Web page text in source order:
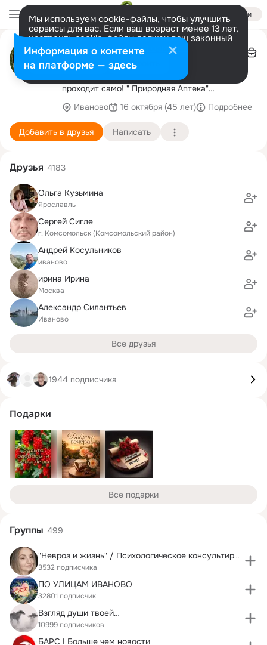
Войти
Мы используем cookie-файлы, чтобы улучшить
сервисы для вас. Если ваш возраст менее 13 лет,
настроить cookie-файлы должен ваш законный
представитель. Больше информации
Разрешить все Настроить
Природная аптека Травница
Иваново
Работаю с причиной заболеваний, следствие
проходит само! " Природная Аптека"
89038897717 Логвиненко Ольга , травник
Иваново 16 октября (45 лет) Подробнее
Добавить в друзья Написать
Друзья 4183
Ольга Кузьмина
Ярославль
Сергей Сигле
г. Комсомольск (Комсомольский район)
Андрей Косульников
иваново
ирина Ирина
Москва
Александр Силантьев
Иваново
Все друзья
1944 подписчика
Подарки
Все подарки
Группы 499
"Невроз и жизнь" / Психологическое консультирование
3532 подписчика
ПО УЛИЦАМ ИВАНОВО
32801 подписчик
Взгляд души твоей…
10999 подписчиков
БАРС I Больше чем новости
Информация о контенте
на платформе — здесь